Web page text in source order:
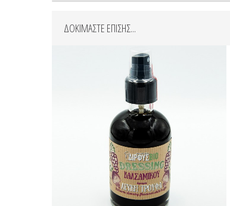
ΔΟΚΙΜΑΣΤΕ ΕΠΙΣΗΣ...